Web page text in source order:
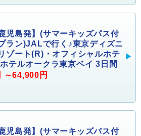
鹿児島発】(サマーキッズパス付
ラン)JALで行く♪東京ディズニ
ゾート(R)・オフィシャルホテ
テルオークラ東京ベイ 3日間
～64,900円
鹿児島発】(サマーキッズパス付